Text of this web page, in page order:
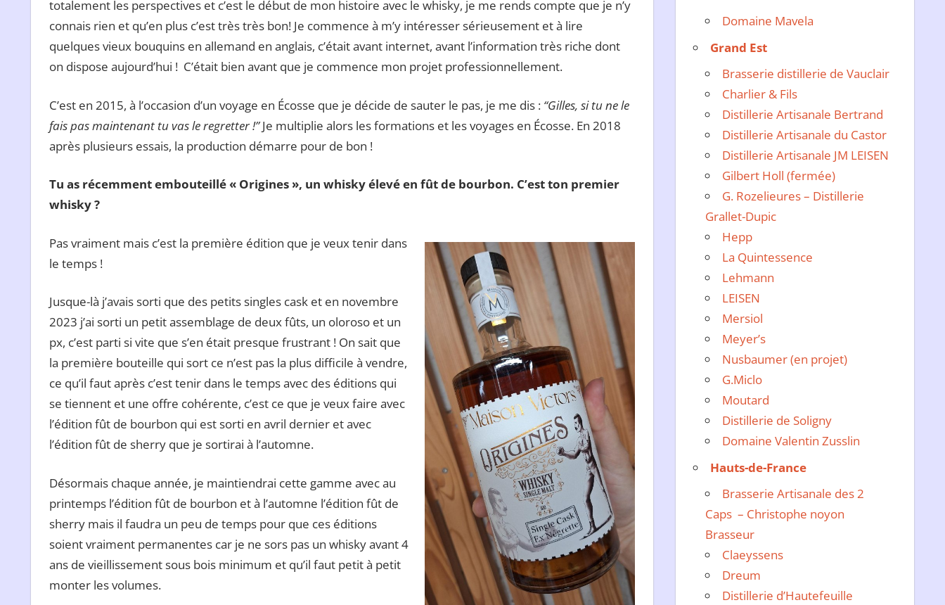
totalement les perspectives et c’est le début de mon histoire avec le whisky, je me rends compte que je n’y
connais rien et qu’en plus c’est très très bon! Je commence à m’y intéresser sérieusement et à lire
quelques vieux bouquins en allemand en anglais, c’était avant internet, avant l’information très riche dont
on dispose aujourd’hui ! C’était bien avant que je commence mon projet professionnellement.
C’est en 2015, à l’occasion d’un voyage en Écosse que je décide de sauter le pas, je me dis :“Gilles, si tu ne le
fais pas maintenant tu vas le regretter !”Je multiplie alors les formations et les voyages en Écosse. En 2018
après plusieurs essais, la production démarre pour de bon !
Tu as récemment embouteillé « Origines », un whisky élevé en fût de bourbon. C’est ton premier
whisky ?
Pas vraiment mais c’est la première édition que je veux tenir dans
le temps !
Jusque-là j’avais sorti que des petits singles cask et en novembre
2023 j’ai sorti un petit assemblage de deux fûts, un oloroso et un
px, c’est parti si vite que s’en était presque frustrant ! On sait que
la première bouteille qui sort ce n’est pas la plus difficile à vendre,
ce qu’il faut après c’est tenir dans le temps avec des éditions qui
se tiennent et une offre cohérente, c’est ce que je veux faire avec
l’édition fût de bourbon qui est sorti en avril dernier et avec
l’édition fût de sherry que je sortirai à l’automne.
Désormais chaque année, je maintiendrai cette gamme avec au
printemps l’édition fût de bourbon et à l’automne l’édition fût de
sherry mais il faudra un peu de temps pour que ces éditions
soient vraiment permanentes car je ne sors pas un whisky avant 4
ans de vieillissement sous bois minimum et qu’il faut petit à petit
monter les volumes.
Domaine Mavela
Grand Est
Brasserie distillerie de Vauclair
Charlier & Fils
Distillerie Artisanale Bertrand
Distillerie Artisanale du Castor
Distillerie Artisanale JM LEISEN
Gilbert Holl (fermée)
G. Rozelieures – Distillerie
Grallet-Dupic
Hepp
La Quintessence
Lehmann
LEISEN
Mersiol
Meyer’s
Nusbaumer (en projet)
G.Miclo
Moutard
Distillerie de Soligny
Domaine Valentin Zusslin
Hauts-de-France
Brasserie Artisanale des 2
Caps – Christophe noyon
Brasseur
Claeyssens
Dreum
Distillerie d’Hautefeuille